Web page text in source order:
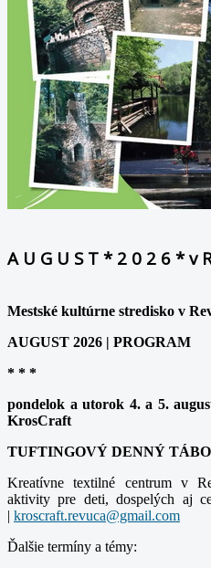
A U G U S T * 2 0 2 6 * v
Mestské kultúrne stredisko v
AUGUST 2026 | PROGRAM
* * *
pondelok a utorok 4. a 5.
KrosCraft
TUFTINGOVÝ DENNÝ
Kreatívne textilné centrum v
aktivity pre deti, dospelých aj
| kroscraft.revuca@gmail.com
Ďalšie termíny a témy: